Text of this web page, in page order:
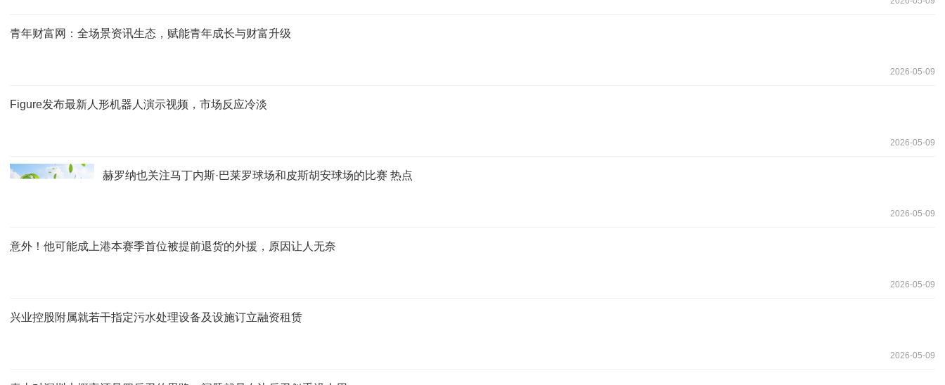
青年财富网：全场景资讯生态，赋能青年成长与财富升级
2026-05-09
Figure发布最新人形机器人演示视频，市场反应冷淡
2026-05-09
赫罗纳也关注马丁内斯·巴莱罗球场和皮斯胡安球场的比赛 热点
2026-05-09
意外！他可能成上港本赛季首位被提前退货的外援，原因让人无奈
2026-05-09
兴业控股附属就若干指定污水处理设备及设施订立融资租赁
2026-05-09